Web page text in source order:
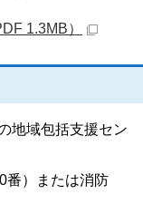
1.3MB）
地域包括支援セン
番）または消防